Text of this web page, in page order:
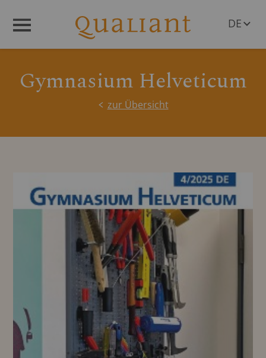
DE
Gymnasium Helveticum
zur Übersicht